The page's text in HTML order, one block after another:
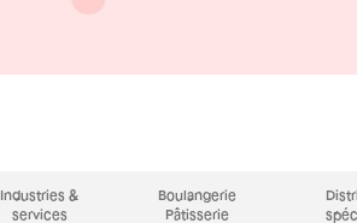
Industries &
services
Boulangerie
Pâtisserie